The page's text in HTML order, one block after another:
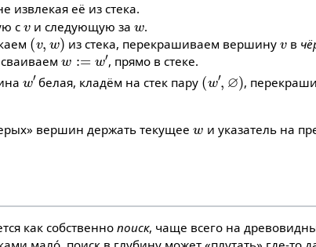
извлекая её из стека.
с
v
и следующую за
w
.
(v ,w)
из стека, перекрашиваем вершину в
w:=w′
, прямо в стеке.
w′
белая, кладём на стек пару
( ′, )
,
вершин держать текущее
и указатель на
как собственнопоиск, чаще всего на